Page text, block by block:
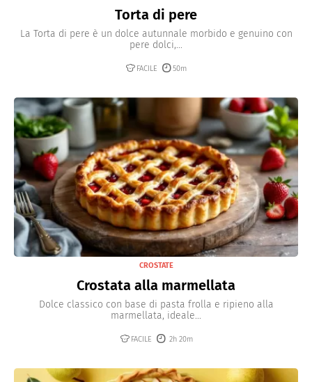
Torta di pere
La Torta di pere è un dolce autunnale morbido e genuino con
pere dolci,...
FACILE 50m
CROSTATE
Crostata alla marmellata
Dolce classico con base di pasta frolla e ripieno alla
marmellata, ideale...
FACILE 2h 20m